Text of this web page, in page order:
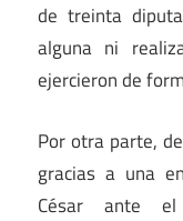
de treinta
alguna ni
ejercieron de
Por otra parte,
gracias a una
César ante